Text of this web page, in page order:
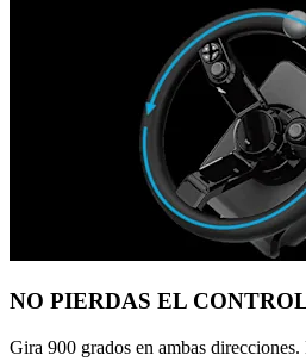
NO PIERDAS EL
Gira 900 grados en ambas